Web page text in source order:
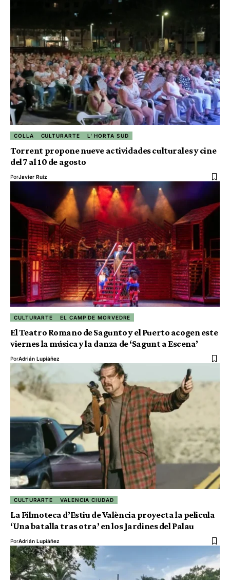
COLLA CULTURARTE L' HORTA SUD
Torrent propone nueve actividades culturales y cine
del 7 al 10 de agosto
PorJavier Ruiz
CULTURARTE EL CAMP DE MORVEDRE
El Teatro Romano de Sagunto y el Puerto acogen este
viernes la música y la danza de ‘Sagunt a Escena’
PorAdrián Lupiáñez
CULTURARTE VALENCIA CIUDAD
La Filmoteca d’Estiu de València proyecta la pelicula
‘Una batalla tras otra’ en los Jardines del Palau
PorAdrián Lupiáñez